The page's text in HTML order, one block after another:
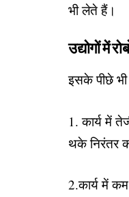
भी लेते हैं।
उद्योगों में
इसके पीछे
1. कार्य में
थके निरंतर
2.कार्य में